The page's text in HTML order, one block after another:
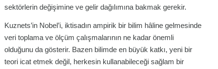
sektörlerin değişimine ve gelir dağılımına bakmak gerekir.
Kuznets’in Nobel’i, iktisadın ampirik bir bilim hâline gelmesinde
veri toplama ve ölçüm çalışmalarının ne kadar önemli
olduğunu da gösterir. Bazen bilimde en büyük katkı, yeni bir
teori icat etmek değil, herkesin kullanabileceği sağlam bir